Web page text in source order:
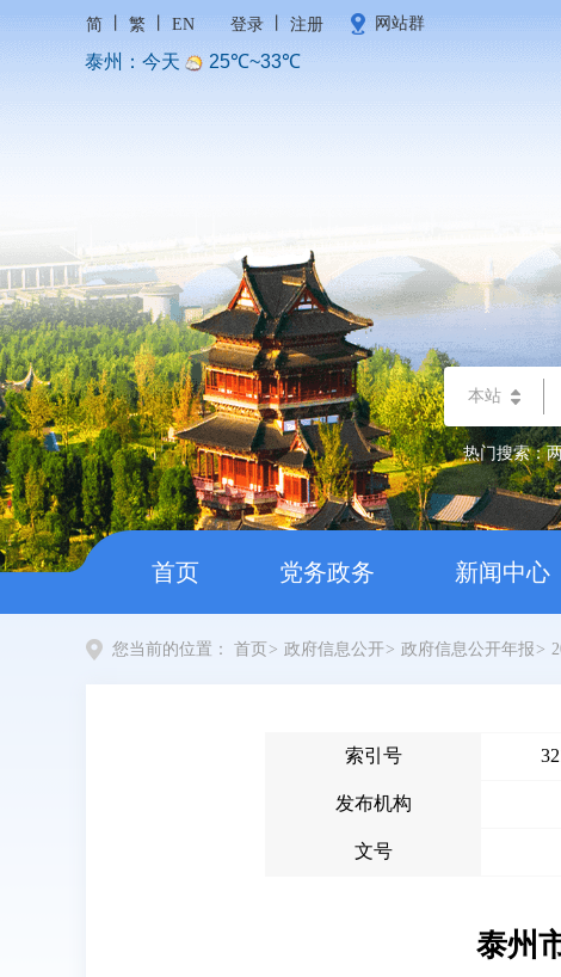
简 繁 EN 登录 注册 网站群
本站
热门搜索：
首页 党务政务 新闻中心
您当前的位置： 首页 > 政府信息公开> 政府信息公开年报 >
索引号
发布机构
文号
泰州